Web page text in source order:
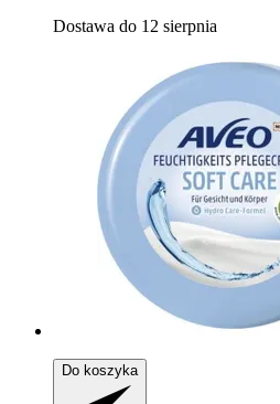
Dostawa do 12 sierpnia
Do koszyka